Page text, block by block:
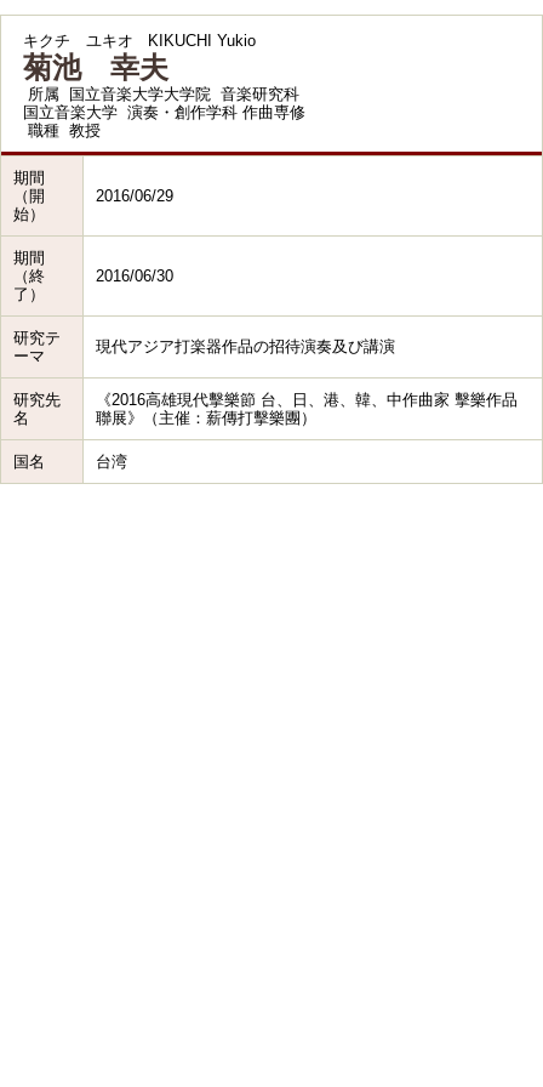
キクチ ユキオ KIKUCHI Yukio
菊池 幸夫
所属
国立音楽大学大学院 音楽研究科
国立音楽大学 演奏・創作学科 作曲専修
職種 教授
期間
（開
始）
2016/06/29
期間
（終
了）
2016/06/30
研究テ
ーマ
現代アジア打楽器作品の招待演奏及び講演
研究先
名
《2016高雄現代擊樂節 台、日、港、韓、中作曲家 擊樂作品
聯展》（主催：薪傳打擊樂團）
国名 台湾